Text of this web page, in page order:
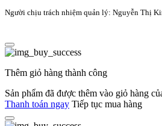
Người chịu trách nhiệm quản lý: Nguyễn Thị
Thêm giỏ hàng thành công
Sản phẩm đã được thêm vào giỏ hàng
Thanh toán ngay Tiếp tục mua hàng